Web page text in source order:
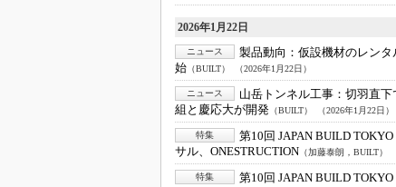
2026年1月22日
ニュース 製品動向： 仮設機材のレンタ
始 （BUILT） （2026年1月22日）
ニュース 山岳トンネル工事： 切羽直
組と慶応大が開発 （BUILT） （2026年1月22日）
特集 第10回 JAPAN BUILD TOKYO
サル、ONESTRUCTION （加藤泰朗，BUILT）
特集 第10回 JAPAN BUILD TOKYO